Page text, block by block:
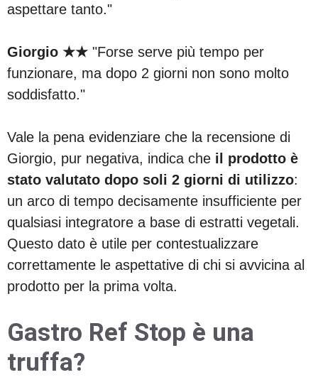
aspettare tanto."
Giorgio ★★ "Forse serve più tempo per
funzionare, ma dopo 2 giorni non sono molto
soddisfatto."
Vale la pena evidenziare che la recensione di
Giorgio, pur negativa, indica che il prodotto è
stato valutato dopo soli 2 giorni di utilizzo:
un arco di tempo decisamente insufficiente per
qualsiasi integratore a base di estratti vegetali.
Questo dato è utile per contestualizzare
correttamente le aspettative di chi si avvicina al
prodotto per la prima volta.
Gastro Ref Stop è una
truffa?